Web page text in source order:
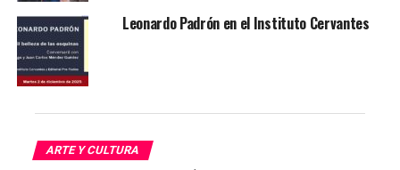
Su novia, la reconocida intérprete Emilia Mernes,
escenarios más emblemáticos por recibir a las estrellas
más importantes de la industria musical. Nicki Nicole,
Leonardo Padrón en el Instituto Cervantes
ARTE Y CULTURA